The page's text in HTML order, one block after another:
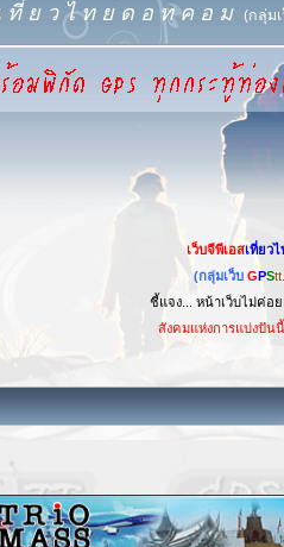
ที่ ย ว ไ ท ย ด อ ท ค อ ม (กลุ่ม
เว็บจีพีเอสเที่ยวไ
(กลุ่มเว็บ GPS
ชี้แจง... หน้าเว็บไม่ค่อ
สังคมแห่งการแบ่งปันนี้จะไม่มี